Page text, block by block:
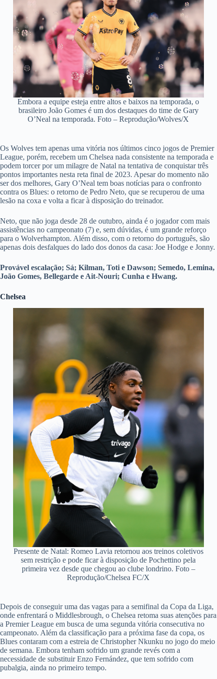
Embora a equipe esteja entre altos e baixos na temporada, o
brasileiro João Gomes é um dos destaques do time de Gary
O’Neal na temporada. Foto – Reprodução/Wolves/X
Os Wolves tem apenas uma vitória nos últimos cinco jogos de Premier
League, porém, recebem um Chelsea nada consistente na temporada e
podem torcer por um milagre de Natal na tentativa de conquistar três
pontos importantes nesta reta final de 2023. Apesar do momento não
ser dos melhores, Gary O’Neal tem boas notícias para o confronto
contra os Blues: o retorno de Pedro Neto, que se recuperou de uma
lesão na coxa e volta a ficar à disposição do treinador.
Neto, que não joga desde 28 de outubro, ainda é o jogador com mais
assistências no campeonato (7) e, sem dúvidas, é um grande reforço
para o Wolverhampton. Além disso, com o retorno do português, são
apenas dois desfalques do lado dos donos da casa: Joe Hodge e Jonny.
Provável escalação; Sá; Kilman, Toti e Dawson; Semedo, Lemina,
João Gomes, Bellegarde e Ait-Nouri; Cunha e Hwang.
Chelsea
Presente de Natal: Romeo Lavia retornou aos treinos coletivos
sem restrição e pode ficar à disposição de Pochettino pela
primeira vez desde que chegou ao clube londrino. Foto –
Reprodução/Chelsea FC/X
Depois de conseguir uma das vagas para a semifinal da Copa da Liga,
onde enfrentará o Middlesbrough, o Chelsea retoma suas atenções para
a Premier League em busca de uma segunda vitória consecutiva no
campeonato. Além da classificação para a próxima fase da copa, os
Blues contaram com a estreia de Christopher Nkunku no jogo do meio
de semana. Embora tenham sofrido um grande revés com a
necessidade de substituir Enzo Fernández, que tem sofrido com
pubalgia, ainda no primeiro tempo.